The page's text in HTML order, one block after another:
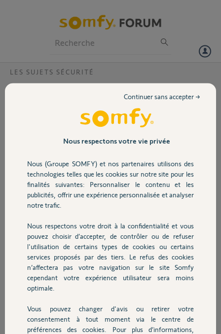
Volet
Sécurité
Domotique
Chauffage
Autres produits
Devis avec un pro
LES SUJETS SÉCURITÉ
Connexion au serveur d'alarmes Somfy
Je me connecte sans problème à mon alarme (n° 526815) en local et à
Mais je ne parviens pas à me connecter sur la page d'accueil du
http://www.alarmesomfy.net/compte.php
plusieurs reprises l'adresse mail, le code utilisateur 1, le nom de sous-
domaine. Pouvez-vous m'aider ?
Participer au fil de discussion
Réponses
Mon nom de sous-domaine est inconnu sur le site .eu
gilles B. il y a plus de 6 ans
Nous respectons votre vie privée
Nous (Groupe SOMFY) et nos partenaires utilisons des
technologies telles que les cookies sur notre site pour les
finalités suivantes: Personnaliser le contenu et les
publicités, offrir une expérience personnalisée et analyser
notre trafic.
Nous respectons votre droit à la confidentialité et vous
pouvez choisir d’accepter, de contrôler ou de refuser
l'utilisation de certains types de cookies ou certains
services proposés par des tiers. Le refus des cookies
n’affectera pas votre navigation sur le site Somfy
cependant votre expérience utilisateur sera moins
optimale.
Vous pouvez changer d'avis ou retirer votre
consentement à tout moment via le centre de
préférences des cookies. Pour plus d’informations,
Continuer sans accepter →